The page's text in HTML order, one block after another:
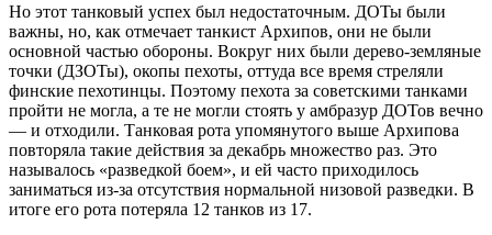
Но этот танковый успех был недостаточным. ДОТы были
важны, но, как отмечает танкист Архипов, они не были
основной частью обороны. Вокруг них были дерево-земляные
точки (ДЗОТы), окопы пехоты, оттуда все время стреляли
финские пехотинцы. Поэтому пехота за советскими танками
пройти не могла, а те не могли стоять у амбразур ДОТов вечно
— и отходили. Танковая рота упомянутого выше Архипова
повторяла такие действия за декабрь множество раз. Это
называлось «разведкой боем», и ей часто приходилось
заниматься из-за отсутствия нормальной низовой разведки. В
итоге его рота потеряла 12 танков из 17.